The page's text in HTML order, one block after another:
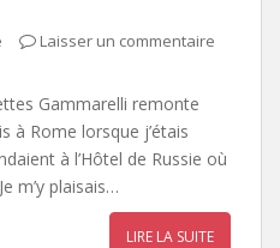
Laisser un commentaire
Gammarelli remonte
à Rome lorsque j’étais
à l’Hôtel de Russie où
m’y plaisais…
LIRE LA SUITE